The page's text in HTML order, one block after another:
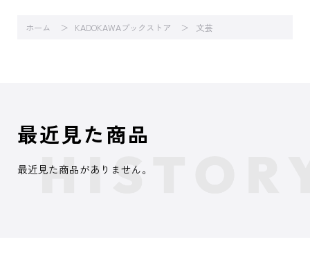
ホーム KADOKAWAブックストア 文芸
最近見た商品
最近見た商品がありません。